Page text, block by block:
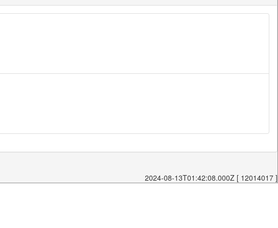
2024-08-13T01:42:08.000Z [ 12014017 ]